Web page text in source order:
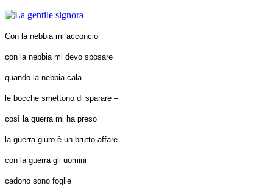
Con la nebbia mi acconcio
con la nebbia mi devo sposare
quando la nebbia cala
le bocche smettono di sparare –
così la guerra mi ha preso
la guerra giuro è un brutto affare –
con la guerra gli uomini
cadono sono foglie